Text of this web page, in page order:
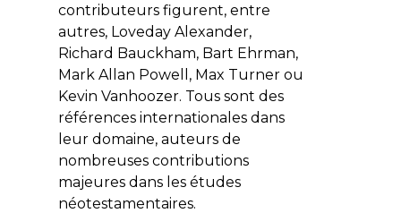
contributeurs figurent, entre
autres, Loveday Alexander,
Richard Bauckham, Bart Ehrman,
Mark Allan Powell, Max Turner ou
Kevin Vanhoozer. Tous sont des
références internationales dans
leur domaine, auteurs de
nombreuses contributions
majeures dans les études
néotestamentaires.